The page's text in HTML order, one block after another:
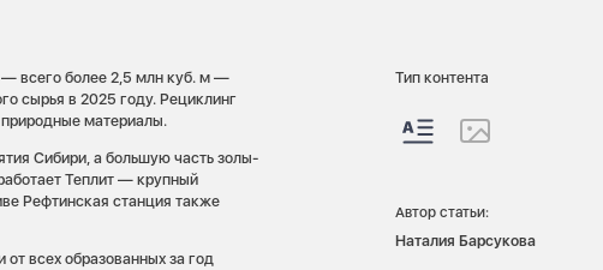
всего более 2,5 млн куб. м —
сырья в 2025 году. Рециклинг
природные материалы.
Сибири, а большую часть золы-
Теплит — крупный
Рефтинская станция также
всех образованных за год
Тип контента
Автор статьи:
Наталия Барсукова